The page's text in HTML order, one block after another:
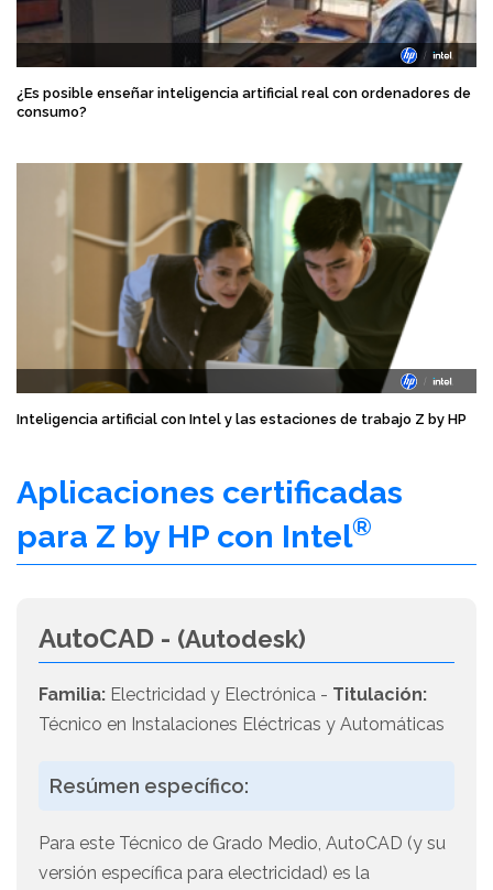
¿Es posible enseñar inteligencia artificial real con ordenadores de
consumo?
Inteligencia artificial con Intel y las estaciones de trabajo Z by HP
Aplicaciones certificadas
para Z by HP con Intel®
AutoCAD - (Autodesk)
Familia: Electricidad y Electrónica - Titulación:
Técnico en Instalaciones Eléctricas y Automáticas
Resúmen específico:
Para este Técnico de Grado Medio, AutoCAD (y su
versión específica para electricidad) es la